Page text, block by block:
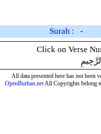
Surah : -
Click on Verse
All data presented here has not been
OpenBurhan.netAll Copyrights belong